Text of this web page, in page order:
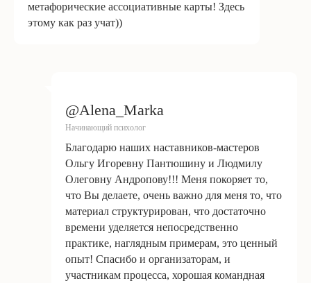
метафорические ассоциативные карты! Здесь
этому как раз учат))
@Alena_Marka
Начинающий психолог
Благодарю наших наставников-мастеров
Ольгу Игоревну Пантюшину и Людмилу
Олеговну Андропову!!! Меня покоряет то,
что Вы делаете, очень важно для меня то, что
материал структурирован, что достаточно
времени уделяется непосредственно
практике, наглядным примерам, это ценный
опыт! Спасибо и организаторам, и
участникам процесса, хорошая командная